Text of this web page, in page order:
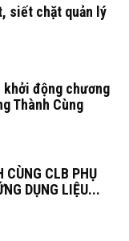
siết chặt quản lý
khởi động chương
Thành Cùng
CÙNG CLB PHỤ
DỤNG LIỆU...